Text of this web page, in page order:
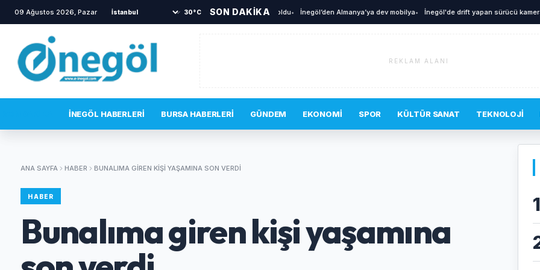
09 Ağustos 2026, Pazar 30°C SON DAKİKA
İnegöl’de driftin bedeli ağır oldu İnegöl’den Almanya’ya dev mobilya• İnegöl'de drift yapan sürücü kamerada•
REKLAM ALANI
İNEGÖL HABERLERI BURSA HABERLERI GÜNDEM EKONOMI SPOR KÜLTÜR SANAT TEKNOLOJI
ANA SAYFA HABER BUNALIMA GIREN KIŞI YAŞAMINA SON VERDI
HABER
Bunalıma giren kişi yaşamına
1